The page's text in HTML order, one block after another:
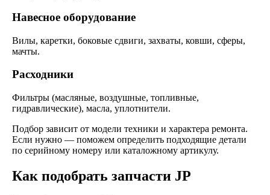
Навесное оборудование
Вилы, каретки, боковые сдвиги, захваты, ковши, сферы,
мачты.
Расходники
Фильтры (масляные, воздушные, топливные,
гидравлические), масла, уплотнители.
Подбор зависит от модели техники и характера ремонта.
Если нужно — поможем определить подходящие детали
по серийному номеру или каталожному артикулу.
Как подобрать запчасти JP